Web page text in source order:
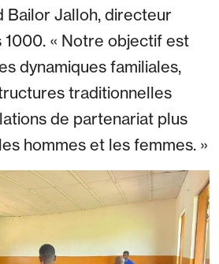
Bailor Jalloh, directeur
1000. « Notre objectif est
dynamiques familiales,
traditionnelles
de partenariat plus
hommes et les femmes. »